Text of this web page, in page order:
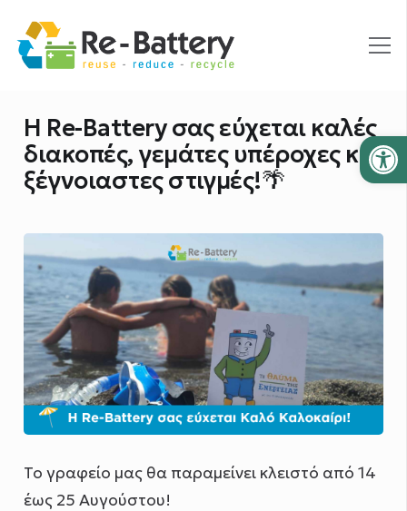
Η Re-Battery σας εύχεται καλές
διακοπές, γεμάτες υπέροχες και
ξέγνοιαστες στιγμές!🌴
Το γραφείο μας θα παραμείνει κλειστό από 14
έως 25 Αυγούστου!